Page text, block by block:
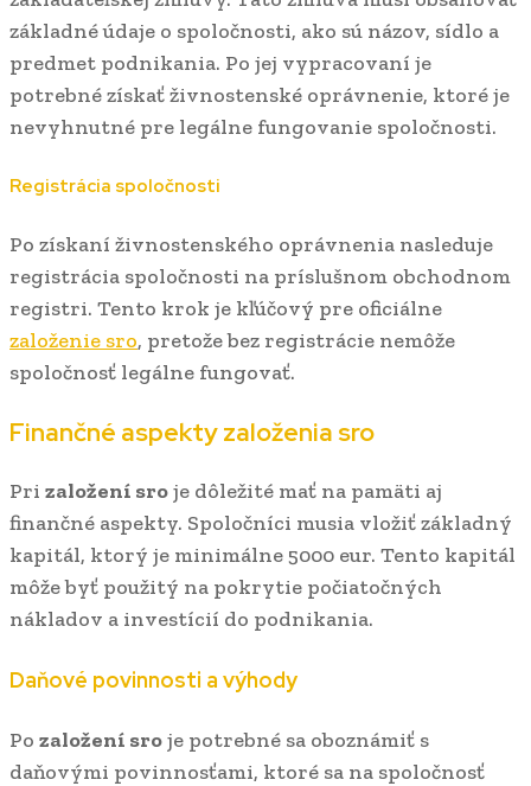
základné údaje o spoločnosti, ako sú názov, sídlo a
predmet podnikania. Po jej vypracovaní je
potrebné získať živnostenské oprávnenie, ktoré je
nevyhnutné pre legálne fungovanie spoločnosti.
Registrácia spoločnosti
Po získaní živnostenského oprávnenia nasleduje
registrácia spoločnosti na príslušnom obchodnom
registri. Tento krok je kľúčový pre oficiálne
založenie sro, pretože bez registrácie nemôže
spoločnosť legálne fungovať.
Finančné aspekty založenia sro
Pri založení sroje dôležité mať na pamäti aj
finančné aspekty. Spoločníci musia vložiť základný
kapitál, ktorý je minimálne 5000 eur. Tento kapitál
môže byť použitý na pokrytie počiatočných
nákladov a investícií do podnikania.
Daňové povinnosti a výhody
Po založení sroje potrebné sa oboznámiť s
daňovými povinnosťami, ktoré sa na spoločnosť